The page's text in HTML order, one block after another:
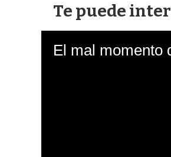
Te puede